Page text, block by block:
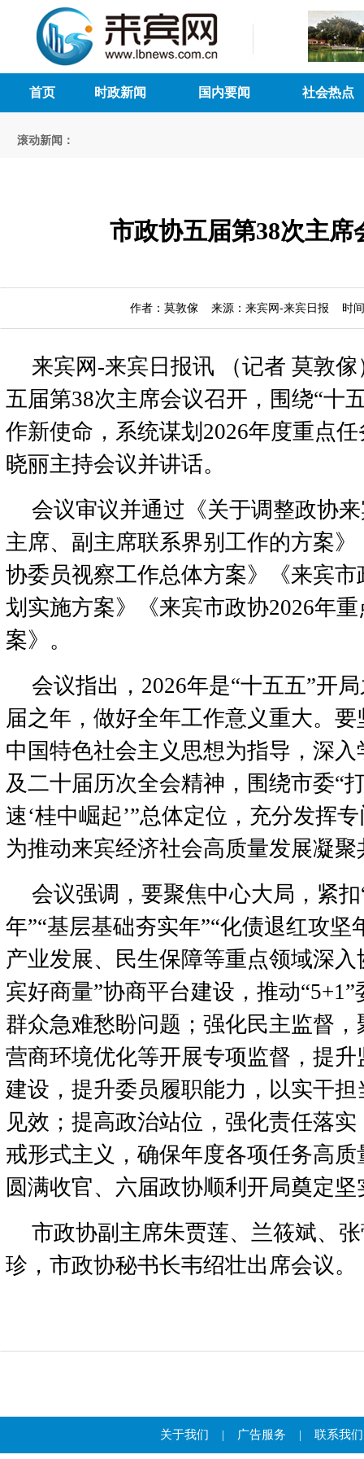
首页 时政新闻 国内要闻 社会热点
滚动新闻：
市政协五届第38次主席
作者：莫敦傢 来源：来宾网-来宾日报 时间
来宾网-来宾日报讯 （记者 莫敦
五届第38次主席会议召开，围绕“十
作新使命，系统谋划2026年度重点
晓丽主持会议并讲话。
会议审议并通过《关于调整政协
主席、副主席联系界别工作的方案》
协委员视察工作总体方案》《来宾市
划实施方案》《来宾市政协2026年
案》。
会议指出，2026年是“十五五”开
届之年，做好全年工作意义重大。
中国特色社会主义思想为指导，深
及二十届历次全会精神，围绕市委“
速‘桂中崛起’”总体定位，充分发挥
为推动来宾经济社会高质量发展凝
会议强调，要聚焦中心大局，紧
年”“基层基础夯实年”“化债退红攻坚
产业发展、民生保障等重点领域深
宾好商量”协商平台建设，推动
群众急难愁盼问题；强化民主监督
营商环境优化等开展专项监督，提
建设，提升委员履职能力，以实干
见效；提高政治站位，强化责任落
戒形式主义，确保年度各项任务高
圆满收官、六届政协顺利开局奠定坚
市政协副主席朱贾莲、兰筱斌、
珍，市政协秘书长韦绍壮出席会议。
关于我们 | 广告服务 | 联系我们